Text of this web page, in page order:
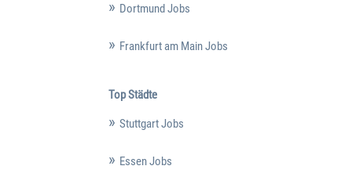
Dortmund Jobs
Frankfurt am Main Jobs
Top Städte
Stuttgart Jobs
Essen Jobs